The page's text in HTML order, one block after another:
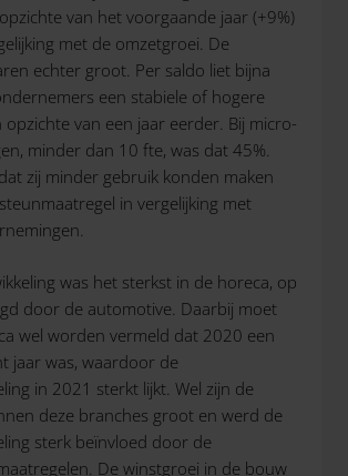
van het voorgaande jaar (+9%)
met de omzetgroei. De
echter groot. Per saldo liet bijna
een stabiele of hogere
van een jaar eerder. Bij micro-
minder dan 10 fte, was dat 45%.
zij minder gebruik konden maken
in vergelijking met
was het sterkst in de horeca, op
door de automotive. Daarbij moet
wel worden vermeld dat 2020 een
jaar was, waardoor de
in 2021 sterkt lijkt. Wel zijn de
deze branches groot en werd de
sterk beïnvloed door de
De winstgroei in de bouw